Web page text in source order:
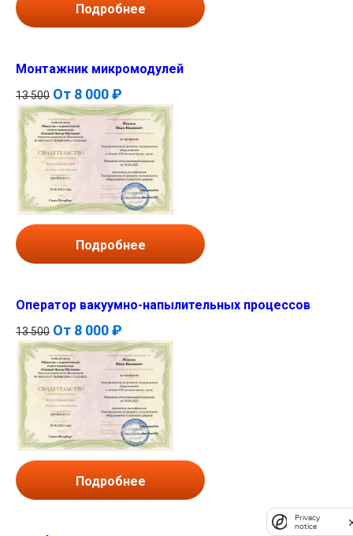
Подробнее
Монтажник микромодулей
13 500 От 8 000 ₽
Подробнее
Оператор вакуумно-напылительных процессов
13 500 От 8 000 ₽
Подробнее
Privacy
notice